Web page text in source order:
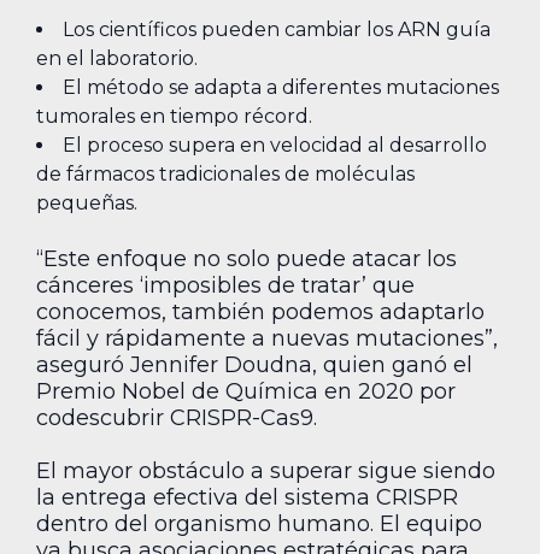
Los científicos pueden cambiar los ARN guía
en el laboratorio.
El método se adapta a diferentes mutaciones
tumorales en tiempo récord.
El proceso supera en velocidad al desarrollo
de fármacos tradicionales de moléculas
pequeñas.
“Este enfoque no solo puede atacar los
cánceres ‘imposibles de tratar’ que
conocemos, también podemos adaptarlo
fácil y rápidamente a nuevas mutaciones”,
aseguró Jennifer Doudna, quien ganó el
Premio Nobel de Química en 2020 por
codescubrir CRISPR-Cas9.
El mayor obstáculo a superar sigue siendo
la entrega efectiva del sistema CRISPR
dentro del organismo humano. El equipo